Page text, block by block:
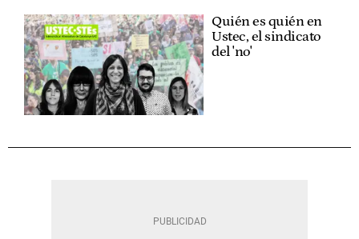
Quién es quién en
Ustec, el sindicato
del 'no'